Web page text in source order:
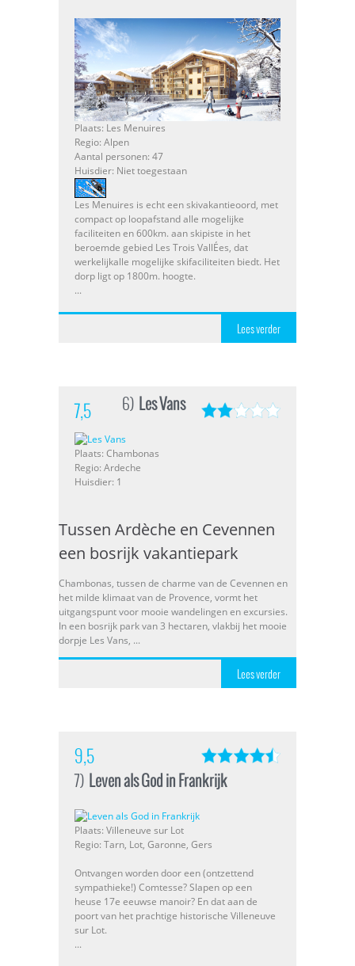
Plaats: Les Menuires
Regio: Alpen
Aantal personen: 47
Huisdier: Niet toegestaan
Les Menuires is echt een skivakantieoord, met
compact op loopafstand alle mogelijke
faciliteiten en 600km. aan skipiste in het
beroemde gebied Les Trois VallÉes, dat
werkelijkalle mogelijke skifaciliteiten biedt. Het
dorp ligt op 1800m. hoogte.
...
Lees verder
7,5 6) Les Vans
Plaats: Chambonas
Regio: Ardeche
Huisdier: 1
Tussen Ardèche en Cevennen
een bosrijk vakantiepark
Chambonas, tussen de charme van de Cevennen en
het milde klimaat van de Provence, vormt het
uitgangspunt voor mooie wandelingen en excursies.
In een bosrijk park van 3 hectaren, vlakbij het mooie
dorpje Les Vans, ...
Lees verder
9,5
7) Leven als God in Frankrijk
Plaats: Villeneuve sur Lot
Regio: Tarn, Lot, Garonne, Gers
Ontvangen worden door een (ontzettend
sympathieke!) Comtesse? Slapen op een
heuse 17e eeuwse manoir? En dat aan de
poort van het prachtige historische Villeneuve
sur Lot.
...